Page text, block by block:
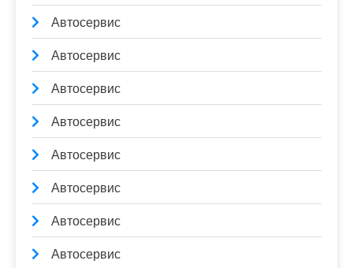
Автосервис
Автосервис
Автосервис
Автосервис
Автосервис
Автосервис
Автосервис
Автосервис